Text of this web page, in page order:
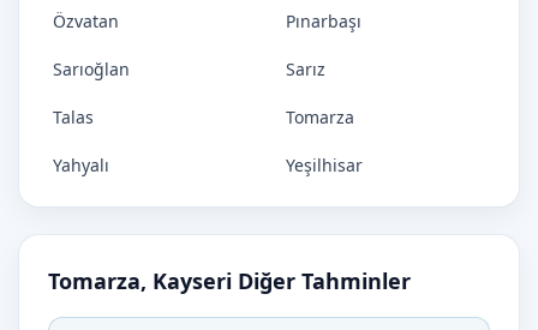
Özvatan Pınarbaşı
Sarıoğlan Sarız
Talas Tomarza
Yahyalı Yeşilhisar
Tomarza, Kayseri Diğer Tahminler